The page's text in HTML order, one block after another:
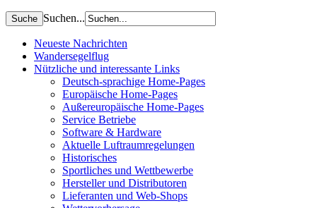
Suchen...
Neueste Nachrichten
Wandersegelflug
Nützliche und interessante Links
Deutsch-sprachige Home-Pages
Europäische Home-Pages
Außereuropäische Home-Pages
Service Betriebe
Software & Hardware
Aktuelle Luftraumregelungen
Historisches
Sportliches und Wettbewerbe
Hersteller und Distributoren
Lieferanten und Web-Shops